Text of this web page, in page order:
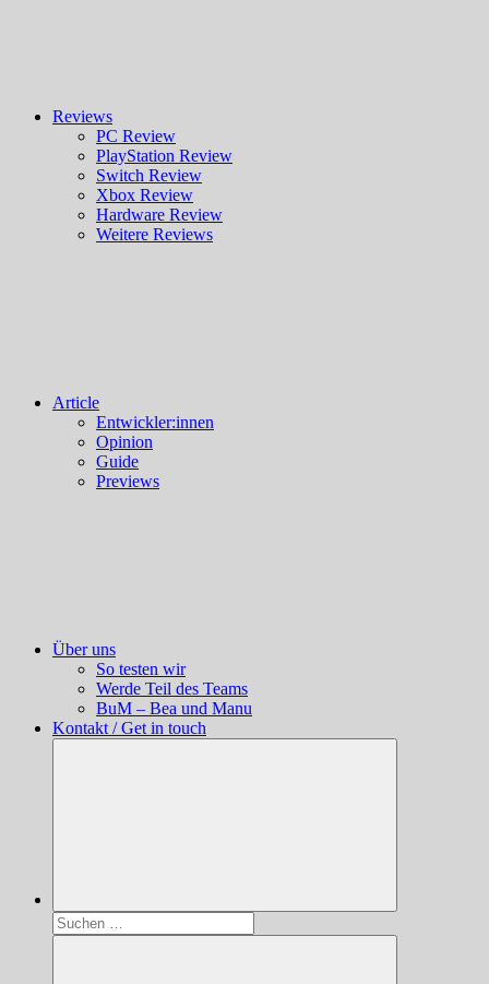
Reviews
PC Review
PlayStation Review
Switch Review
Xbox Review
Hardware Review
Weitere Reviews
Article
Entwickler:innen
Opinion
Guide
Previews
Über uns
So testen wir
Werde Teil des Teams
BuM – Bea und Manu
Kontakt / Get in touch
Suchen
nach: